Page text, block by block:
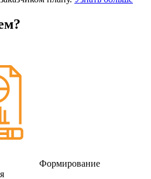
Формирование